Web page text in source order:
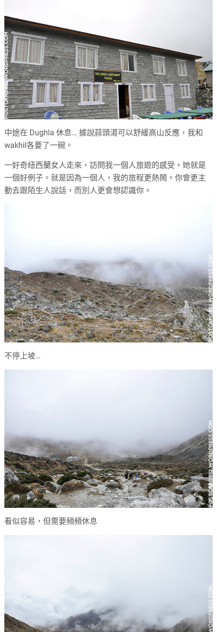
中途在 Dughla 休息… 據說蒜頭湯可以舒緩高山反應，我和
wakhil各要了一碗。
一好奇紐西蘭女人走來，訪問我一個人旅遊的感受。她就是
一個好例子。就是因為一個人，我的旅程更熱鬧。你會更主
動去跟陌生人說話，而別人更會想認識你。
不停上坡…
看似容易，但需要頻頻休息